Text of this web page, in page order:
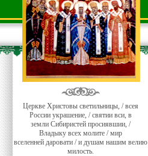
Церкве Христовы светильницы, / всея
России украшение, / святии вси, в
земли Сибиристей просиявшии, /
Владыку всех молите / мир
вселенней даровати / и душам нашим велию
милость.